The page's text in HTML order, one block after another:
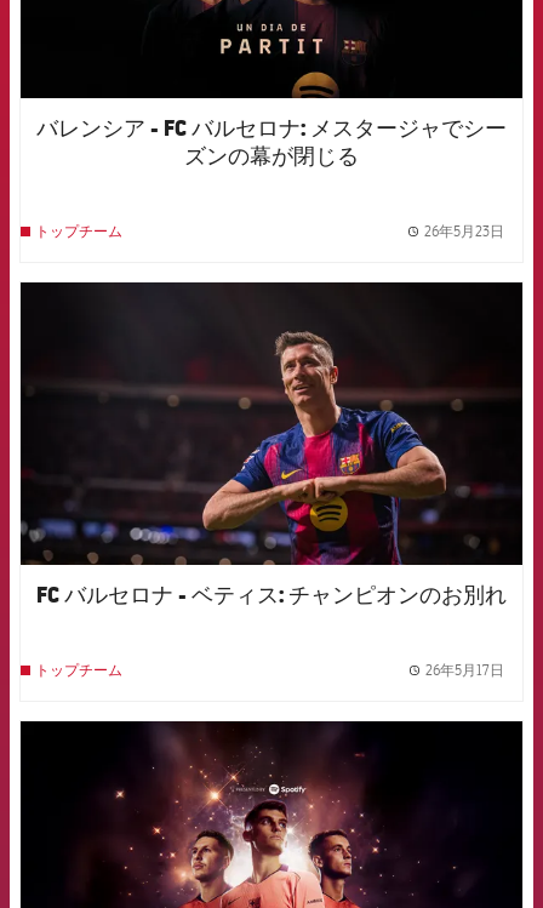
バレンシア - FC バルセロナ: メスタージャでシー
ズンの幕が閉じる
トップチーム 26年5月23日
FC バルセロナ - ベティス: チャンピオンのお別れ
トップチーム 26年5月17日